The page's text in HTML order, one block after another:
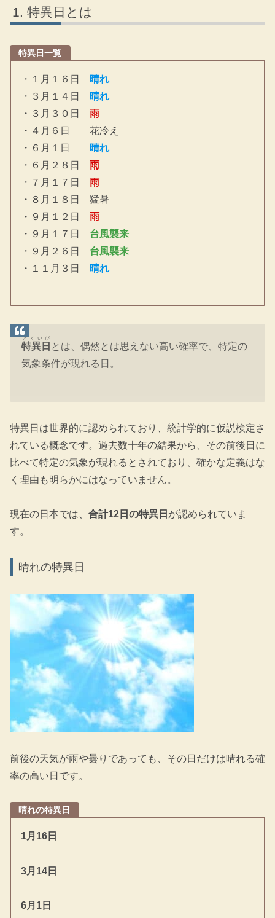
特異日とは
特異日一覧
・１月１６日
晴れ
・３月１４日
晴れ
・３月３０日 雨
・４月６日 花冷え
・６月１日
晴れ
・６月２８日 雨
・７月１７日 雨
・８月１８日 猛暑
・９月１２日 雨
・９月１７日 台風襲来
・９月２６日 台風襲来
・１１月３日
晴れ
特異日
とくいび
とは、偶然とは思えない高い確率で、特定の
気象条件が現れる日。
特異日は世界的に認められており、統計学的に仮説検定さ
れている概念です。過去数十年の結果から、その前後日に
比べて特定の気象が現れるとされており、確かな定義はな
く理由も明らかにはなっていません。
現在の日本では、 合計12日の特異日 が認められていま
す。
晴れの特異日
前後の天気が雨や曇りであっても、その日だけは晴れる確
率の高い日です。
晴れの特異日
1月16日
3月14日
6月1日